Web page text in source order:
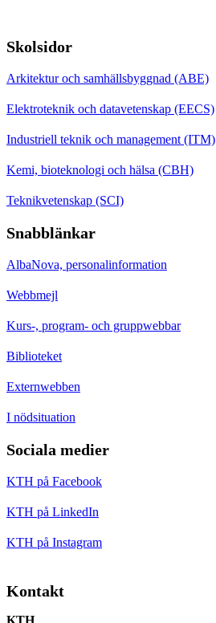
Skolsidor
Arkitektur och samhällsbyggnad (ABE)
Elektroteknik och datavetenskap (EECS)
Industriell teknik och management (ITM)
Kemi, bioteknologi och hälsa (CBH)
Teknikvetenskap (SCI)
Snabblänkar
AlbaNova, personalinformation
Webbmejl
Kurs-, program- och gruppwebbar
Biblioteket
Externwebben
I nödsituation
Sociala medier
KTH på Facebook
KTH på LinkedIn
KTH på Instagram
Kontakt
KTH